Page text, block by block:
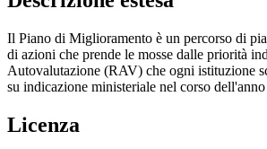
Il Piano di Miglioramento è un percorso di
di azioni che prende le mosse dalle priorità
Autovalutazione (RAV) che ogni istituzione
su indicazione ministeriale nel corso
Licenza